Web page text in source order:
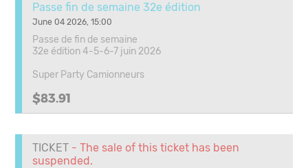
Passe fin de semaine 32e édition
June 04 2026, 15:00
Passe de fin de semaine
32e édition 4-5-6-7 juin 2026
Super Party Camionneurs
$83.91
TICKET - The sale of this ticket has been
suspended.